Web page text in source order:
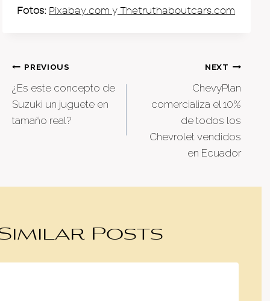
Fotos: Pixabay.com y Thetruthaboutcars.com
Post
navigation
PREVIOUS
¿Es este concepto de
Suzuki un juguete en
tamaño real?
NEXT
ChevyPlan
comercializa el 10%
de todos los
Chevrolet vendidos
en Ecuador
Posts